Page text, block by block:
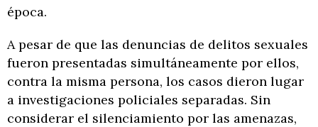
época.
A pesar de que las denuncias de delitos sexuales
fueron presentadas simultáneamente por ellos,
contra la misma persona, los casos dieron lugar
a investigaciones policiales separadas. Sin
considerar el silenciamiento por las amenazas,